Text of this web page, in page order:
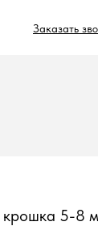
Заказать
крошка 5-8